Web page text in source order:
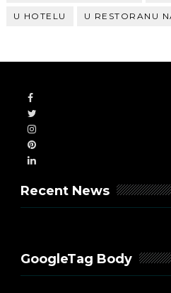
U HOTELU U RESTORANU
Recent News
GoogleTag Body